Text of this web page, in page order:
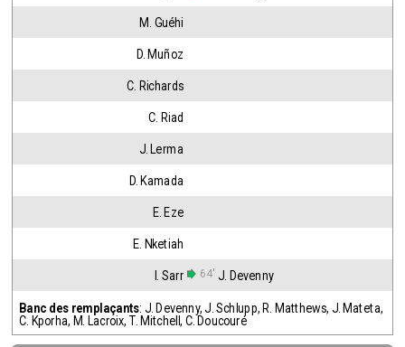
M. Guéhi
D. Muñoz
C. Richards
C. Riad
J. Lerma
D. Kamada
E. Eze
E. Nketiah
I. Sarr 64' J. Devenny
Banc des remplaçants: J. Devenny,J. Schlupp, R. Matthews, J. Mateta,
C. Kporha, M. Lacroix, T. Mitchell, C. Doucouré